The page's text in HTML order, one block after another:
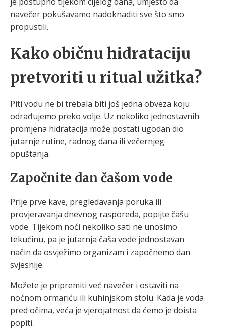
navečer pokušavamo nadoknaditi sve što smo
propustili.
Kako običnu hidrataciju
pretvoriti u ritual užitka?
Piti vodu ne bi trebala biti još jedna obveza koju
odrađujemo preko volje. Uz nekoliko jednostavnih
promjena hidratacija može postati ugodan dio
jutarnje rutine, radnog dana ili večernjeg
opuštanja.
Započnite dan čašom vode
Prije prve kave, pregledavanja poruka ili
provjeravanja dnevnog rasporeda, popijte čašu
vode. Tijekom noći nekoliko sati ne unosimo
tekućinu, pa je jutarnja čaša vode jednostavan
način da osvježimo organizam i započnemo dan
svjesnije.
Možete je pripremiti već navečer i ostaviti na
noćnom ormariću ili kuhinjskom stolu. Kada je voda
pred očima, veća je vjerojatnost da ćemo je doista
popiti.